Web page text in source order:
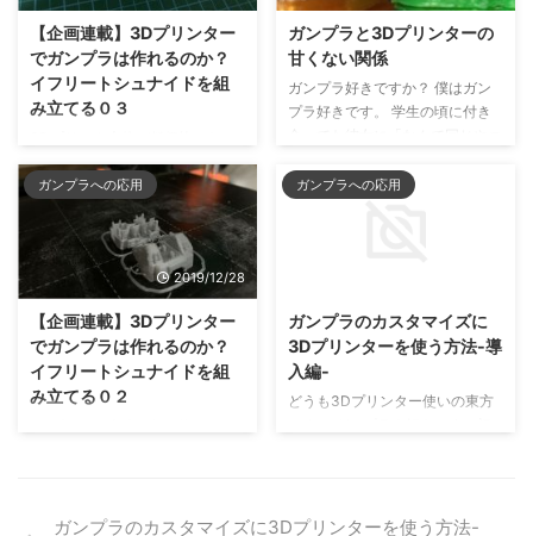
【企画連載】3Dプリンター
でガンプラは作れるのか？
イフリートシュナイドを組
み立てる０３
てきていて、プラモデルが趣味の
人って、3Dプリンタがどんなこ
とに使えるか？果たして自分の模
型・プラモデル趣味に使えるか？
気になってる人、多いと思うんで
すよね。僕自身もガンプラやミニ
四駆は結構好きでして、いろいろ
試してみたいなぁと日ごろから思
ってます。この連載はそんな疑問
をお持ちのかたのための記事で
す。 今回は、胸装甲パーツのリ
もっときれいにプリントできそ
ガンプラと3Dプリンターの
甘くない関係
ガンプラ好きですか？ 僕はガン
プラ好きです。 学生の頃に付き
われて、同じに見えるかもしれな
ておき、プラモデル全般に言える
こととして、熱溶解積層方式の
3Dプリンターとの相性はあまり
よろしくないです。 というの
ガンプラへの応用
2019/12/28
【企画連載】3Dプリンター
でガンプラは作れるのか？
イフリートシュナイドを組
み立てる０２
型・プラモデル趣味に使えるか？
ガンプラへの応用
ガンプラのカスタマイズに
3Dプリンターを使う方法-導
入編-
どうも3Dプリンター使いの東方
それとして、この記事では、ガン
ガンプラのカスタマイズに3Dプリンターを使う方法-